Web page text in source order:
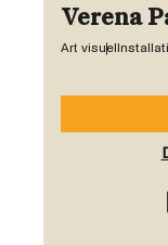
Verena
Art visuel